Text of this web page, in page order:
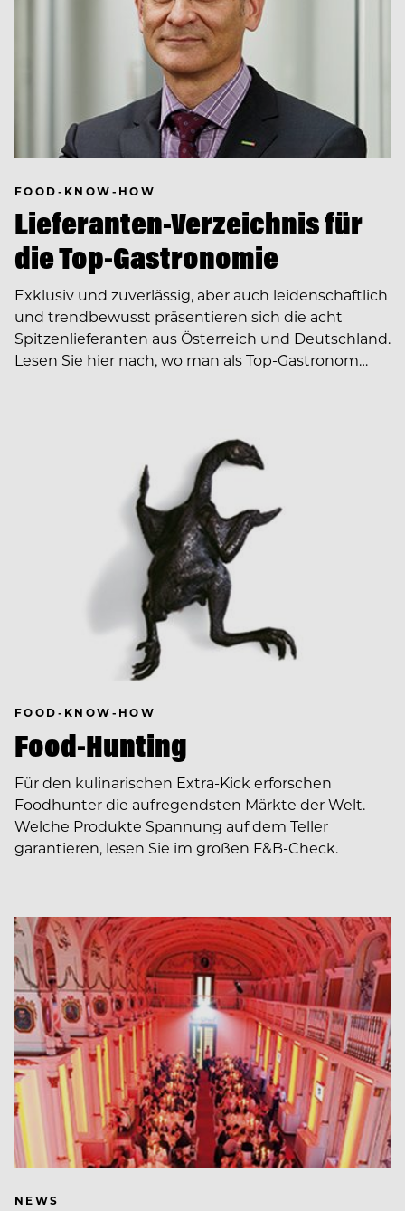
FOOD-KNOW-HOW
Lieferanten-Verzeichnis für
die Top-Gastronomie
Exklusiv und zuverlässig, aber auch leidenschaftlich
und trendbewusst präsentieren sich die acht
Spitzenlieferanten aus Österreich und Deutschland.
Lesen Sie hier nach, wo man als Top-Gastronom…
FOOD-KNOW-HOW
Food-Hunting
Für den kulinarischen Extra-Kick erforschen
Foodhunter die aufregendsten Märkte der Welt.
Welche Produkte Spannung auf dem Teller
garantieren, lesen Sie im großen F&B-Check.
NEWS